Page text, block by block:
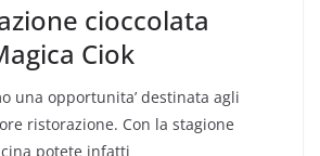
cioccolata
Ciok
una opportunita’ destinata agli
ristorazione. Con la stagione
potete infatti